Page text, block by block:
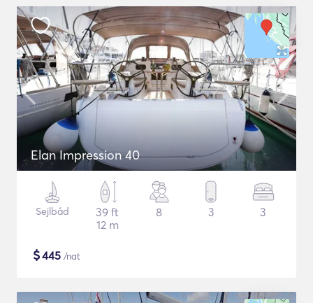
Elan Impression 40
Sejlbåd
39 ft
12 m
8 3 3
$445 /nat